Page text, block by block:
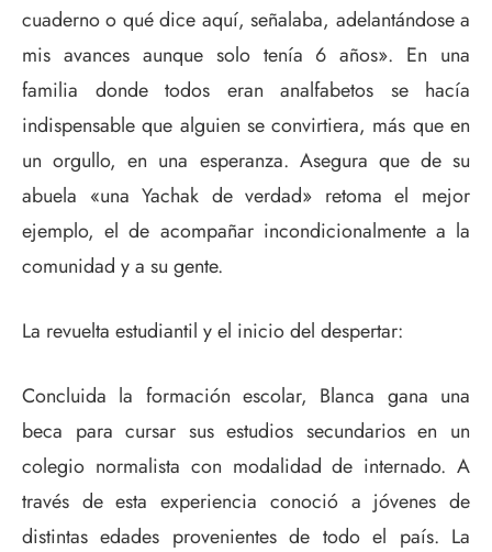
cuaderno o qué dice aquí, señalaba, adelantándose a
mis avances aunque solo tenía 6 años». En una
familia donde todos eran analfabetos se hacía
indispensable que alguien se convirtiera, más que en
un orgullo, en una esperanza. Asegura que de su
abuela «una Yachak de verdad» retoma el mejor
ejemplo, el de acompañar incondicionalmente a la
comunidad y a su gente.
La revuelta estudiantil y el inicio del despertar:
Concluida la formación escolar, Blanca gana una
beca para cursar sus estudios secundarios en un
colegio normalista con modalidad de internado. A
través de esta experiencia conoció a jóvenes de
distintas edades provenientes de todo el país. La